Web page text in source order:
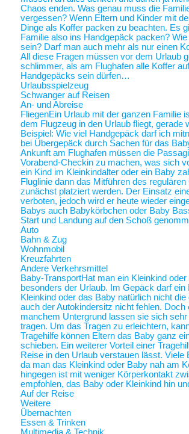
Chaos enden. Was genau muss die
vergessen? Wenn Eltern und Kinder mit
Dinge als Koffer packen zu beachten. Es
Familie also ins Handgepäck packen?
sein? Darf man auch mehr als nur einen
All diese Fragen müssen vor dem Urlaub
schlimmer, als am Flughafen alle Koffer
Handgepäcks sein dürfen…
Urlaubsspielzeug
Schwanger auf Reisen
An- und Abreise
FliegenEin Urlaub mit der ganzen Familie
dem Flugzeug in den Urlaub fliegt,
Beispiel: Wie viel Handgepäck darf ich
bei Übergepäck durch Sachen für das
Ankunft am Flughafen müssen die
Vorabend-Checkin zu machen, was sich
ein Kind im Kleinkindalter oder ein Baby
Fluglinie dann das Mitführen des
zunächst platziert werden. Der Einsatz
verboten, jedoch wird er heute wieder
Babys auch Babykörbchen oder Baby
Start und Landung auf den Schoß
Auto
Bahn & Zug
Wohnmobil
Kreuzfahrten
Andere Verkehrsmittel
Baby-TransportHat man ein Kleinkind
besonders der Urlaub. Im Gepäck darf
Kleinkind oder das Baby natürlich nicht
auch der Autokindersitz nicht fehlen.
manchem Untergrund lassen sie sich
tragen. Um das Tragen zu erleichtern,
Tragehilfe können Eltern das Baby ganz
schieben. Ein weiterer Vorteil einer
Reise in den Urlaub verstauen lässt.
da man das Kleinkind oder Baby nah am
hingegen ist mit weniger Körperkontakt
empfohlen, das Baby oder Kleinkind hin
Auf der Reise
Weitere
Übernachten
Essen & Trinken